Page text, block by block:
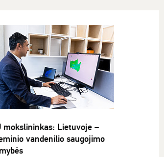
mokslininkas: Lietuvoje –
vandenilio saugojimo